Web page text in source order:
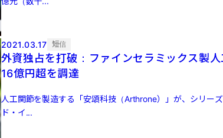
2021.03.17 短信
外資独占を打破：ファインセラミックス製
16億円超を調達
人工関節を製造する「安頌科技（Arthrone）」が、シリー
ド・イ...